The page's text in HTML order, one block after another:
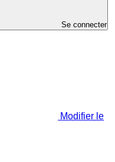
Se connecter
Modifier le